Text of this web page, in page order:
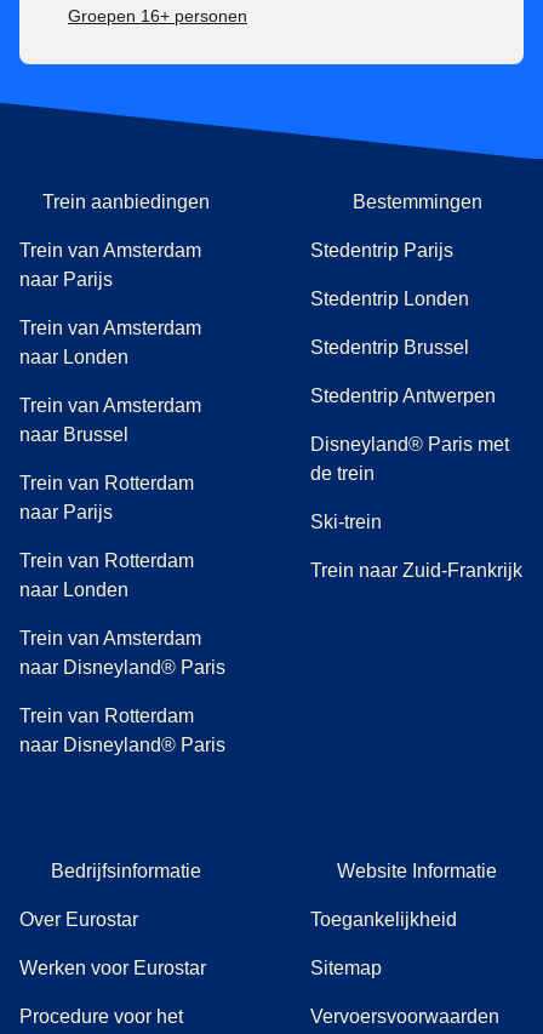
Inwisselbaar zonder extra kosten tot 1 uur na vertrektijd,
meer.
Groepen 16+ personen
Trein aanbiedingen
Trein van Amsterdam
naar Parijs
Trein van Amsterdam
naar Londen
Trein van Amsterdam
naar Brussel
Trein van Rotterdam
naar Parijs
Trein van Rotterdam
naar Londen
Trein van Amsterdam
naar Disneyland® Paris
Trein van Rotterdam
naar Disneyland® Paris
Bestemmingen
Stedentrip Parijs
Stedentrip Londen
Stedentrip Brussel
Stedentrip Antwerpen
Disneyland® Paris met
de trein
Ski-trein
Trein naar Zuid-Frankrijk
Bedrijfsinformatie
Over Eurostar
Werken voor Eurostar
Procedure voor het
Website Informatie
Toegankelijkheid
Sitemap
Vervoersvoorwaarden